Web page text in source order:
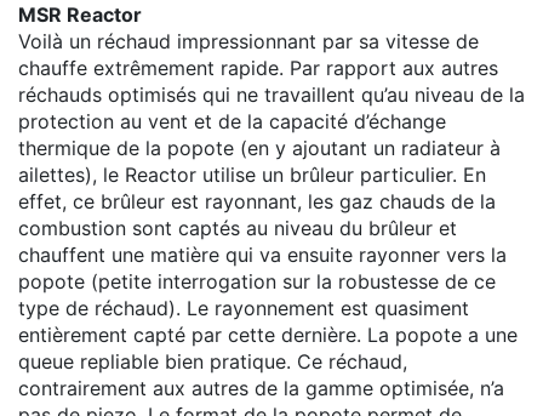
MSR Reactor
Voilà un réchaud impressionnant par sa vitesse de
chauffe extrêmement rapide. Par rapport aux autres
réchauds optimisés qui ne travaillent qu’au niveau de la
protection au vent et de la capacité d’échange
thermique de la popote (en y ajoutant un radiateur à
ailettes), le Reactor utilise un brûleur particulier. En
effet, ce brûleur est rayonnant, les gaz chauds de la
combustion sont captés au niveau du brûleur et
chauffent une matière qui va ensuite rayonner vers la
popote (petite interrogation sur la robustesse de ce
type de réchaud). Le rayonnement est quasiment
entièrement capté par cette dernière. La popote a une
queue repliable bien pratique. Ce réchaud,
contrairement aux autres de la gamme optimisée, n’a